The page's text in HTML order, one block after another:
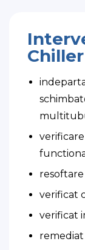
Chiller
verificat
verificat